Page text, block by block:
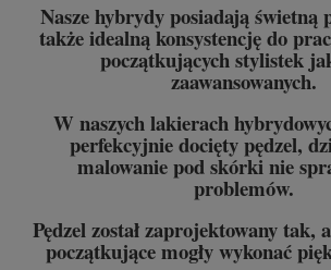
Nasze hybrydy posiadają świetną
także idealną konsystencję do
początkujących stylistek
zaawansowanych.
W naszych lakierach
perfekcyjnie docięty pędzel,
malowanie pod skórki nie
problemów.
Pędzel został zaprojektowany tak,
początkujące mogły wykonać